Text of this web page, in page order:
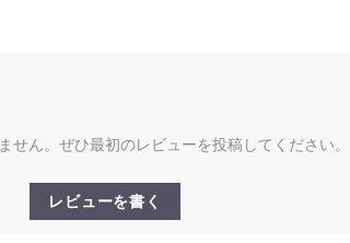
せん。ぜひ最初のレビューを投稿してください。
レビューを書く